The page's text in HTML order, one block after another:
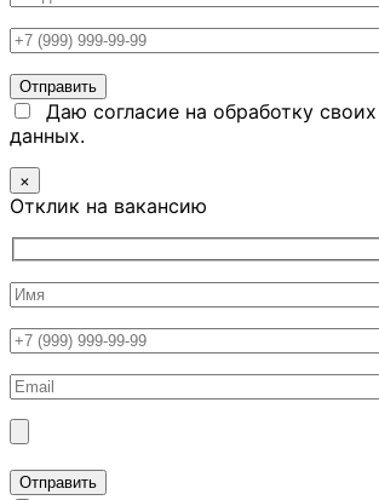
Даю согласие на обработку
данных.
×
Отклик на вакансию